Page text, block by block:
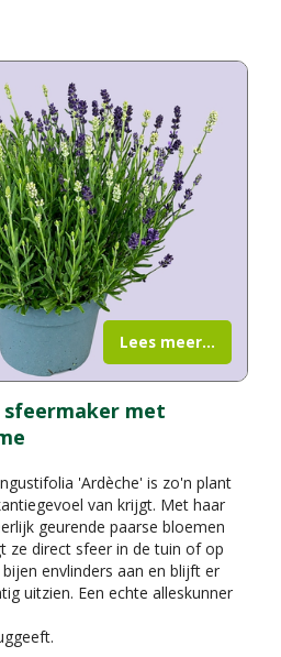
sfeermaker met
'Ardèche' is zo'n plant
van krijgt. Met haar
geurende paarse bloemen
ze direct sfeer in de tuin of op
envlinders aan en blijft er
uitzien. Een echte alleskunner
Lees meer...